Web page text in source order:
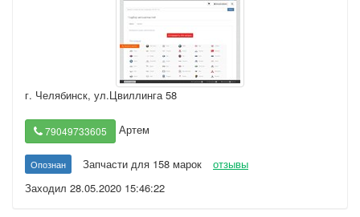
г. Челябинск, ул.Цвиллинга 58
79049733605 Артем
Опознан Запчасти для 158 марок
отзывы
Заходил 28.05.2020 15:46:22